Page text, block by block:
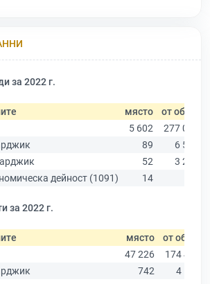
за 2022 г.
място от общо
5 602
277 019
89
6 511
52
3 280
дейност (1091)
14
за 2022 г.
място от общо
47 226
174 403
742
4 545